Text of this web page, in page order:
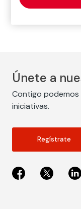
Únete a
Contigo podemos
iniciativas.
Regístrate